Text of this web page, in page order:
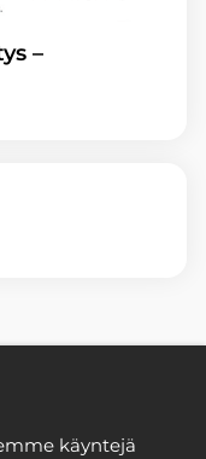
–
käyntejä